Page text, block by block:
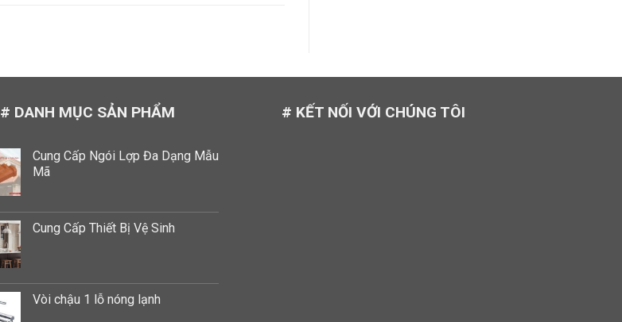
# DANH MỤC SẢN PHẨM
Cung Cấp Ngói Lợp Đa Dạng Mẫu
Mã
Cung Cấp Thiết Bị Vệ Sinh
Vòi chậu 1 lỗ nóng lạnh
# KẾT NỐI VỚI CHÚNG TÔI